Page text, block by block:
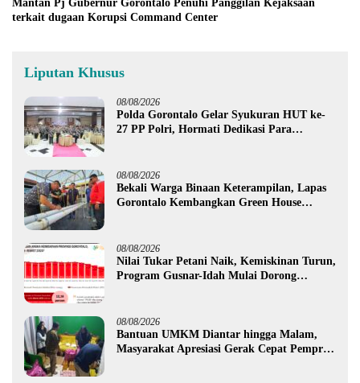
Mantan Pj Gubernur Gorontalo Penuhi Panggilan Kejaksaan
terkait dugaan Korupsi Command Center
Liputan Khusus
08/08/2026
Polda Gorontalo Gelar Syukuran HUT ke-
27 PP Polri, Hormati Dedikasi Para
08/08/2026
Bekali Warga Binaan Keterampilan, Lapas
Gorontalo Kembangkan Green House
08/08/2026
Nilai Tukar Petani Naik, Kemiskinan Turun,
Program Gusnar-Idah Mulai Dorong
08/08/2026
Bantuan UMKM Diantar hingga Malam,
Masyarakat Apresiasi Gerak Cepat Pemprov